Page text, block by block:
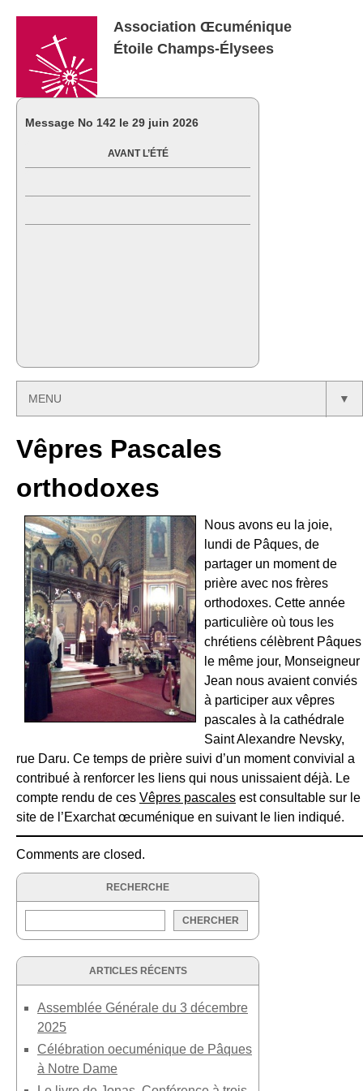
Association Œcuménique
Étoile Champs-Élysees
Message No 142 le 29 juin 2026
AVANT L’ÉTÉ
MENU ▼
Vêpres Pascales
orthodoxes
Nous avons eu la joie,
lundi de Pâques, de
partager un moment de
prière avec nos frères
orthodoxes. Cette année
particulière où tous les
chrétiens célèbrent Pâques
le même jour, Monseigneur
Jean nous avaient conviés
à participer aux vêpres
pascales à la cathédrale
Saint Alexandre Nevsky,
rue Daru. Ce temps de prière suivi d’un moment convivial a
contribué à renforcer les liens qui nous unissaient déjà. Le
compte rendu de ces Vêpres pascales est consultable sur le
site de l’Exarchat œcuménique en suivant le lien indiqué.
Comments are closed.
RECHERCHE
ARTICLES RÉCENTS
Assemblée Générale du 3 décembre
2025
Célébration oecuménique de Pâques
à Notre Dame